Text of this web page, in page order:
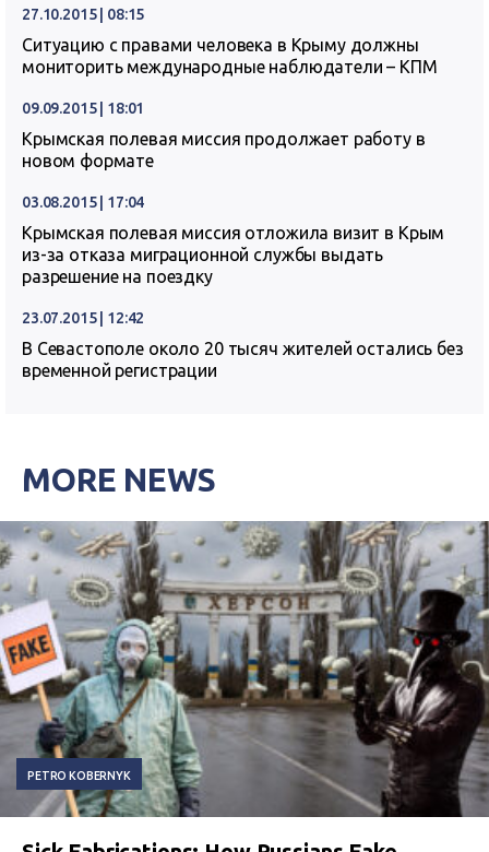
27.10.2015 | 08:15
Ситуацию с правами человека в Крыму должны
мониторить международные наблюдатели – КПМ
09.09.2015 | 18:01
Крымская полевая миссия продолжает работу в
новом формате
03.08.2015 | 17:04
Крымская полевая миссия отложила визит в Крым
из-за отказа миграционной службы выдать
разрешение на поездку
23.07.2015 | 12:42
В Севастополе около 20 тысяч жителей остались без
временной регистрации
MORE NEWS
PETRO KOBERNYK